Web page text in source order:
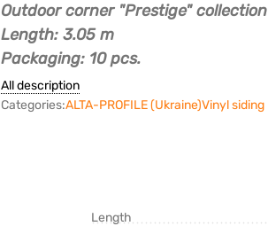
Outdoor corner "Prestige" collection
Length: 3.05 m
Packaging: 10 pcs.
All description
Categories:ALTA-PROFILE (Ukraine)Vinyl siding
Length